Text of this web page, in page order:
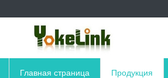
Главная страница Продукция